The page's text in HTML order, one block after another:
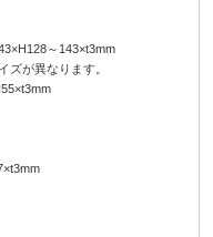
～143×t3mm
ズが異なります。